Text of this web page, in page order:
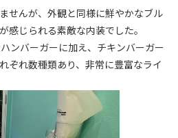
せんが、外観と同様に鮮やかなブル
感じられる素敵な内装でした。
ンバーガーに加え、チキンバーガー
ぞれ数種類あり、非常に豊富なライ